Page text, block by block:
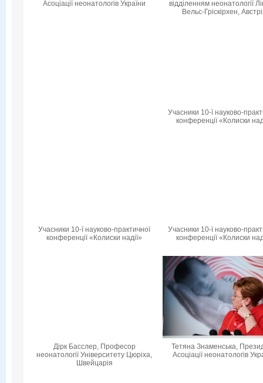
Асоціації неонатологів України
відділенням неонатології
Вельс-Гріскірхен,
Учасники 10-ї науково-
конференції «Колиски
Учасники 10-ї науково-практичної
конференції «Колиски надії»
Учасники 10-ї науково-
конференції «Колиски
Дірк Басслер, Професор
неонатології Університету Цюріха,
Швейцарія
Тетяна Знаменська,
Асоціації неонатологів